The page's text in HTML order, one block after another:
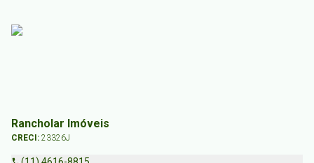
Rancholar Imóveis
CRECI: 23326J